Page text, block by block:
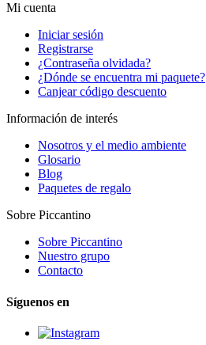
Mi cuenta
Iniciar sesión
Registrarse
¿Contraseña olvidada?
¿Dónde se encuentra mi paquete?
Canjear código descuento
Información de interés
Nosotros y el medio ambiente
Glosario
Blog
Paquetes de regalo
Sobre Piccantino
Sobre Piccantino
Nuestro grupo
Contacto
Síguenos en